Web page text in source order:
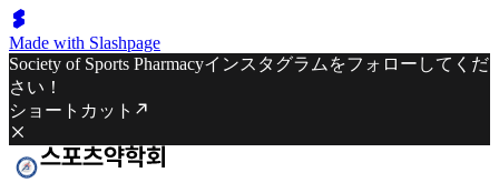
Made with Slashpage
Society of Sports Pharmacyインスタグラムをフォローしてくだ
さい！
ショートカット